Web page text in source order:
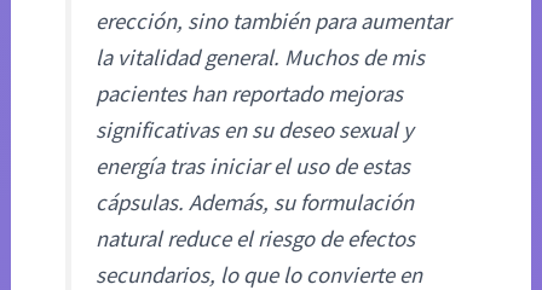
erección, sino también para aumentar
la vitalidad general. Muchos de mis
pacientes han reportado mejoras
significativas en su deseo sexual y
energía tras iniciar el uso de estas
cápsulas. Además, su formulación
natural reduce el riesgo de efectos
secundarios, lo que lo convierte en